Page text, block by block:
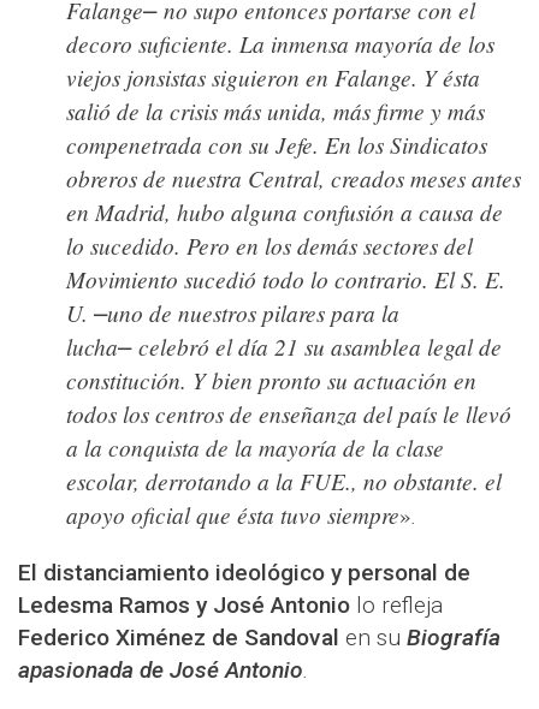
Falange⎼no supo entonces portarse con el
decoro suficiente. La inmensa mayoría de los
viejos jonsistas siguieron en Falange. Y ésta
salió de la crisis más unida, más firme y más
compenetrada con su Jefe. En los Sindicatos
obreros de nuestra Central, creados meses antes
en Madrid, hubo alguna confusión a causa de
lo sucedido. Pero en los demás sectores del
Movimiento sucedió todo lo contrario. El S. E.
U. ⎼uno de nuestros pilares para la
lucha⎼celebró el día 21 su asamblea legal de
constitución. Y bien pronto su actuación en
todos los centros de enseñanza del país le llevó
a la conquista de la mayoría de la clase
escolar, derrotando a la FUE., no obstante. el
apoyo oficial que ésta tuvo siempre».
El distanciamiento ideológico y personal de
Ledesma Ramos y José Antonio lo refleja
Federico Ximénez de Sandoval en su Biografía
apasionada de José Antonio.